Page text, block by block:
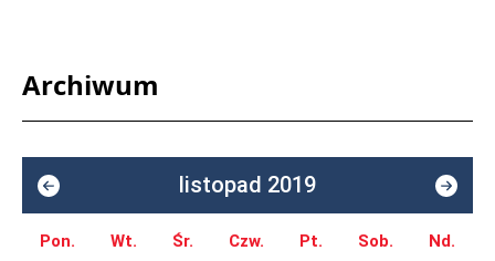
Archiwum
listopad 2019
Pon. Wt. Śr. Czw. Pt. Sob. Nd.